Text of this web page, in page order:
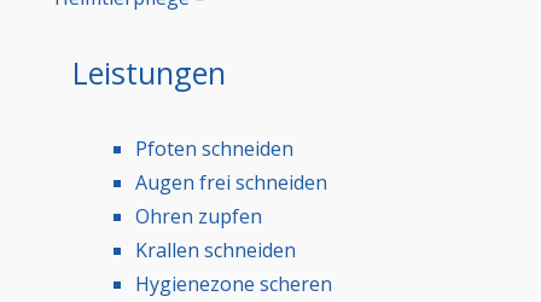
Leistungen
Pfoten schneiden
Augen frei schneiden
Ohren zupfen
Krallen schneiden
Hygienezone scheren